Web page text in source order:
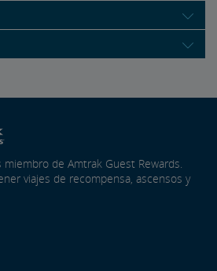
miembro de Amtrak Guest Rewards.
viajes de recompensa, ascensos y